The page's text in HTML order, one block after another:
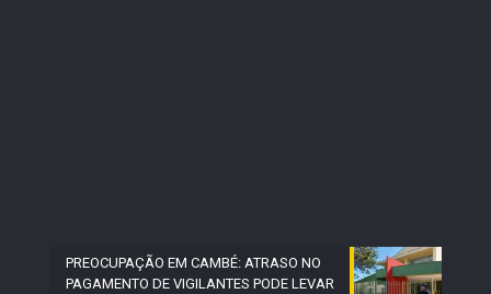
PREOCUPAÇÃO EM CAMBÉ: ATRASO NO
PAGAMENTO DE VIGILANTES PODE LEVAR